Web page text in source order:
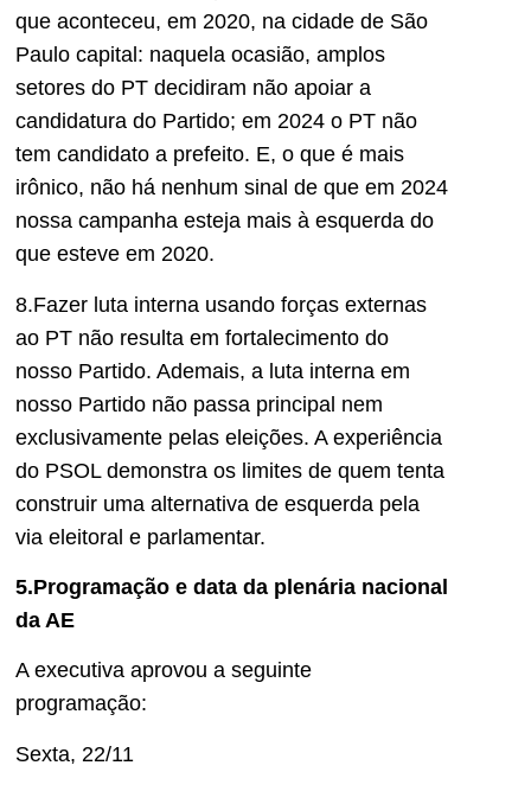
que aconteceu, em 2020, na cidade de São
Paulo capital: naquela ocasião, amplos
setores do PT decidiram não apoiar a
candidatura do Partido; em 2024 o PT não
tem candidato a prefeito. E, o que é mais
irônico, não há nenhum sinal de que em 2024
nossa campanha esteja mais à esquerda do
que esteve em 2020.
8.Fazer luta interna usando forças externas
ao PT não resulta em fortalecimento do
nosso Partido. Ademais, a luta interna em
nosso Partido não passa principal nem
exclusivamente pelas eleições. A experiência
do PSOL demonstra os limites de quem tenta
construir uma alternativa de esquerda pela
via eleitoral e parlamentar.
5.Programação e data da plenária nacional
da AE
A executiva aprovou a seguinte
programação:
Sexta, 22/11